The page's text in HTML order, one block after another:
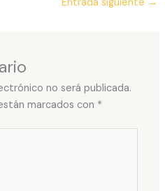
Entrada siguiente →
no será publicada.
marcados con *